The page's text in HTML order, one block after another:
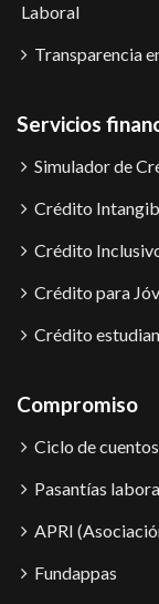
Laboral
Transparencia
Servicios
Simulador de
Crédito
Crédito
Crédito para
Crédito
Compromiso
Ciclo de
Pasantías
APRI
Fundappas